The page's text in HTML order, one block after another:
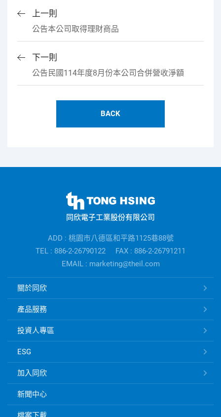
上一則
公告本公司取得理財商品
下一則
公告民國114年度8月份本公司合併營收淨額
BACK
訊
同欣電子工業股份有限公司
ADD : 桃園市八德區和平路1125巷88號
TEL : 886-2-26790122
FAX : 886-2-26791211
EMAIL : marketing@theil.com
子
速
結
關於同欣
產品服務
投資人專區
ESG
加入同欣
新聞中心